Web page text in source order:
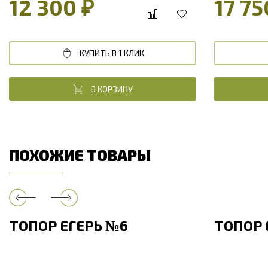
12 300 ₽
КУПИТЬ В 1 КЛИК
В КОРЗИНУ
17
ПОХОЖИЕ ТОВАРЫ
ТОПОР ЕГЕРЬ №6 ТОПОР